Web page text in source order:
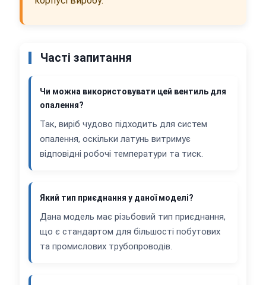
Часті запитання
Чи можна використовувати цей вентиль для
опалення?
Так, виріб чудово підходить для систем
опалення, оскільки латунь витримує
відповідні робочі температури та тиск.
Який тип приєднання у даної моделі?
Дана модель має різьбовий тип приєднання,
що є стандартом для більшості побутових
та промислових трубопроводів.